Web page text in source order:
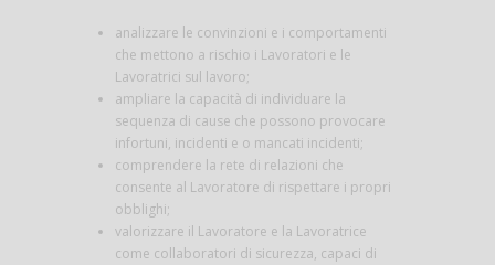
analizzare le convinzioni e i comportamenti
che mettono a rischio i Lavoratori e le
Lavoratrici sul lavoro;
ampliare la capacità di individuare la
sequenza di cause che possono provocare
infortuni, incidenti e o mancati incidenti;
comprendere la rete di relazioni che
consente al Lavoratore di rispettare i propri
obblighi;
valorizzare il Lavoratore e la Lavoratrice
come collaboratori di sicurezza, capaci di